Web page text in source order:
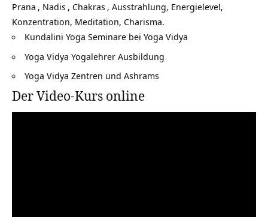
Prana , Nadis , Chakras , Ausstrahlung, Energielevel,
Konzentration, Meditation, Charisma.
Kundalini Yoga Seminare bei Yoga Vidya
Yoga Vidya Yogalehrer Ausbildung
Yoga Vidya Zentren und Ashrams
Der Video-Kurs online